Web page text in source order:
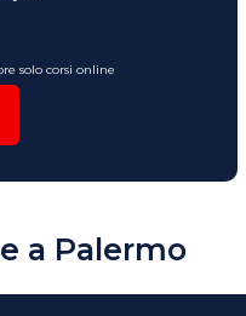
solo corsi online
a Palermo